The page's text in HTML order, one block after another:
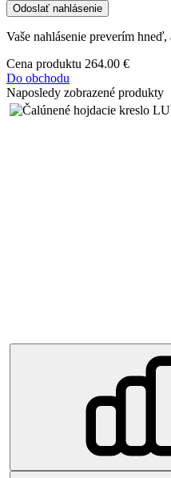
Odoslať nahlásenie
Vaše nahlásenie preverím
Cena produktu 264.00 €
Do obchodu
Naposledy zobrazené produkty